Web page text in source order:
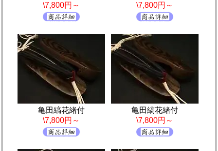
\7,800円～
\7,800円～
亀田縞花緒付
\7,800円～
亀田縞花緒付
\7,800円～